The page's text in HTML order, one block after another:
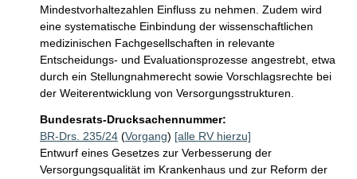
Mindestvorhaltezahlen Einfluss zu nehmen. Zudem wird
eine systematische Einbindung der wissenschaftlichen
medizinischen Fachgesellschaften in relevante
Entscheidungs- und Evaluationsprozesse angestrebt, etwa
durch ein Stellungnahmerecht sowie Vorschlagsrechte bei
der Weiterentwicklung von Versorgungsstrukturen.
Bundesrats-Drucksachennummer:
BR-Drs. 235/24 (Vorgang) [alle RV hierzu]
Entwurf eines Gesetzes zur Verbesserung der
Versorgungsqualität im Krankenhaus und zur Reform der